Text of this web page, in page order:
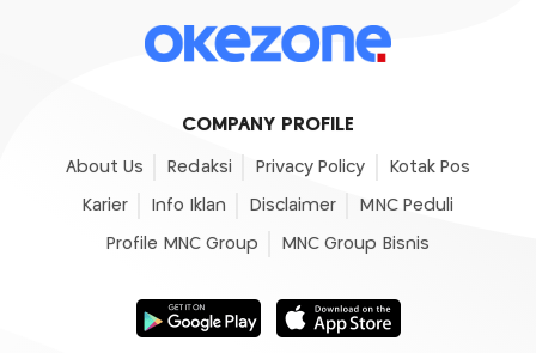
COMPANY PROFILE
About Us Redaksi Privacy Policy Kotak Pos
Karier Info Iklan Disclaimer MNC Peduli
Profile MNC Group MNC Group Bisnis